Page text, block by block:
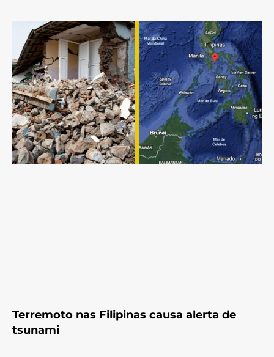
Terremoto nas Filipinas causa alerta de
tsunami